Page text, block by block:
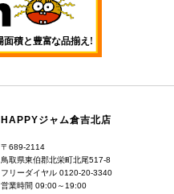
HAPPYジャム倉吉北店
〒689-2114
鳥取県東伯郡北栄町北尾517-8
フリーダイヤル0120-20-3340
営業時間 09:00～19:00